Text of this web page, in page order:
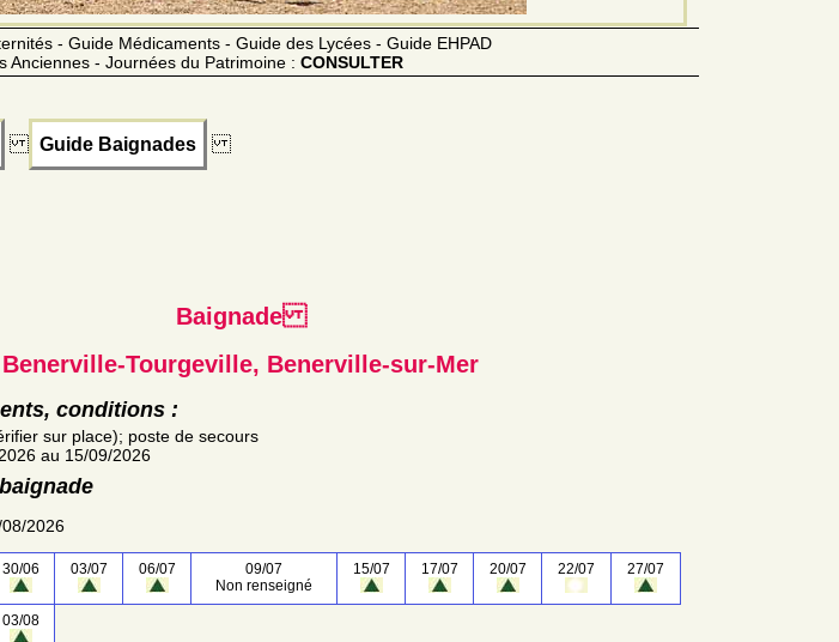
- Guide Médicaments - Guide des Lycées - Guide EHPAD
Anciennes - Journées du Patrimoine : CONSULTER
Guide Baignades
Baignade
Benerville-Tourgeville, Benerville-sur-Mer
conditions :
sur place); poste de secours
au 15/09/2026
2026
30/06 03/07 06/07
09/07
Non renseigné
15/07 17/07 20/07 22/07 27/07
03/08